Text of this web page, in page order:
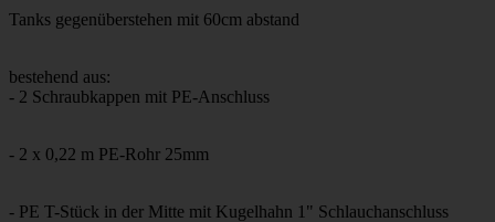
Tanks gegenüberstehen mit 60cm abstand
bestehend aus:
- 2 Schraubkappen mit PE-Anschluss
- 2 x 0,22 m PE-Rohr 25mm
- PE T-Stück in der Mitte mit Kugelhahn 1" Schlauchanschluss